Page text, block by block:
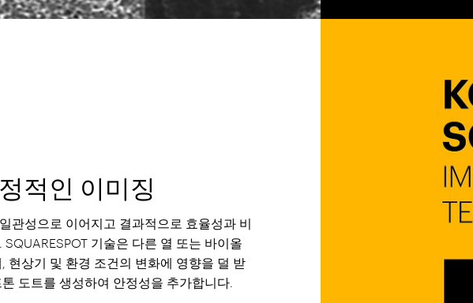
적인 이미징
관성으로 이어지고 결과적으로 효율성과 비
기술은 다른 열 또는 바이올
현상기 및 환경 조건의 변화에 영향을 덜 받
도트를 생성하여 안정성을 추가합니다.